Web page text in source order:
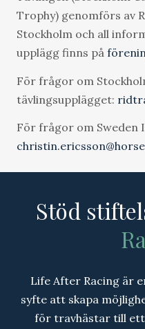
Trophy) genomförs av
Stockholm och all
upplägg finns på
För frågor om
tävlingsupplägget:
För frågor om Sweden
Stöd
Life After Racing är
syfte att skapa
för travhästar till